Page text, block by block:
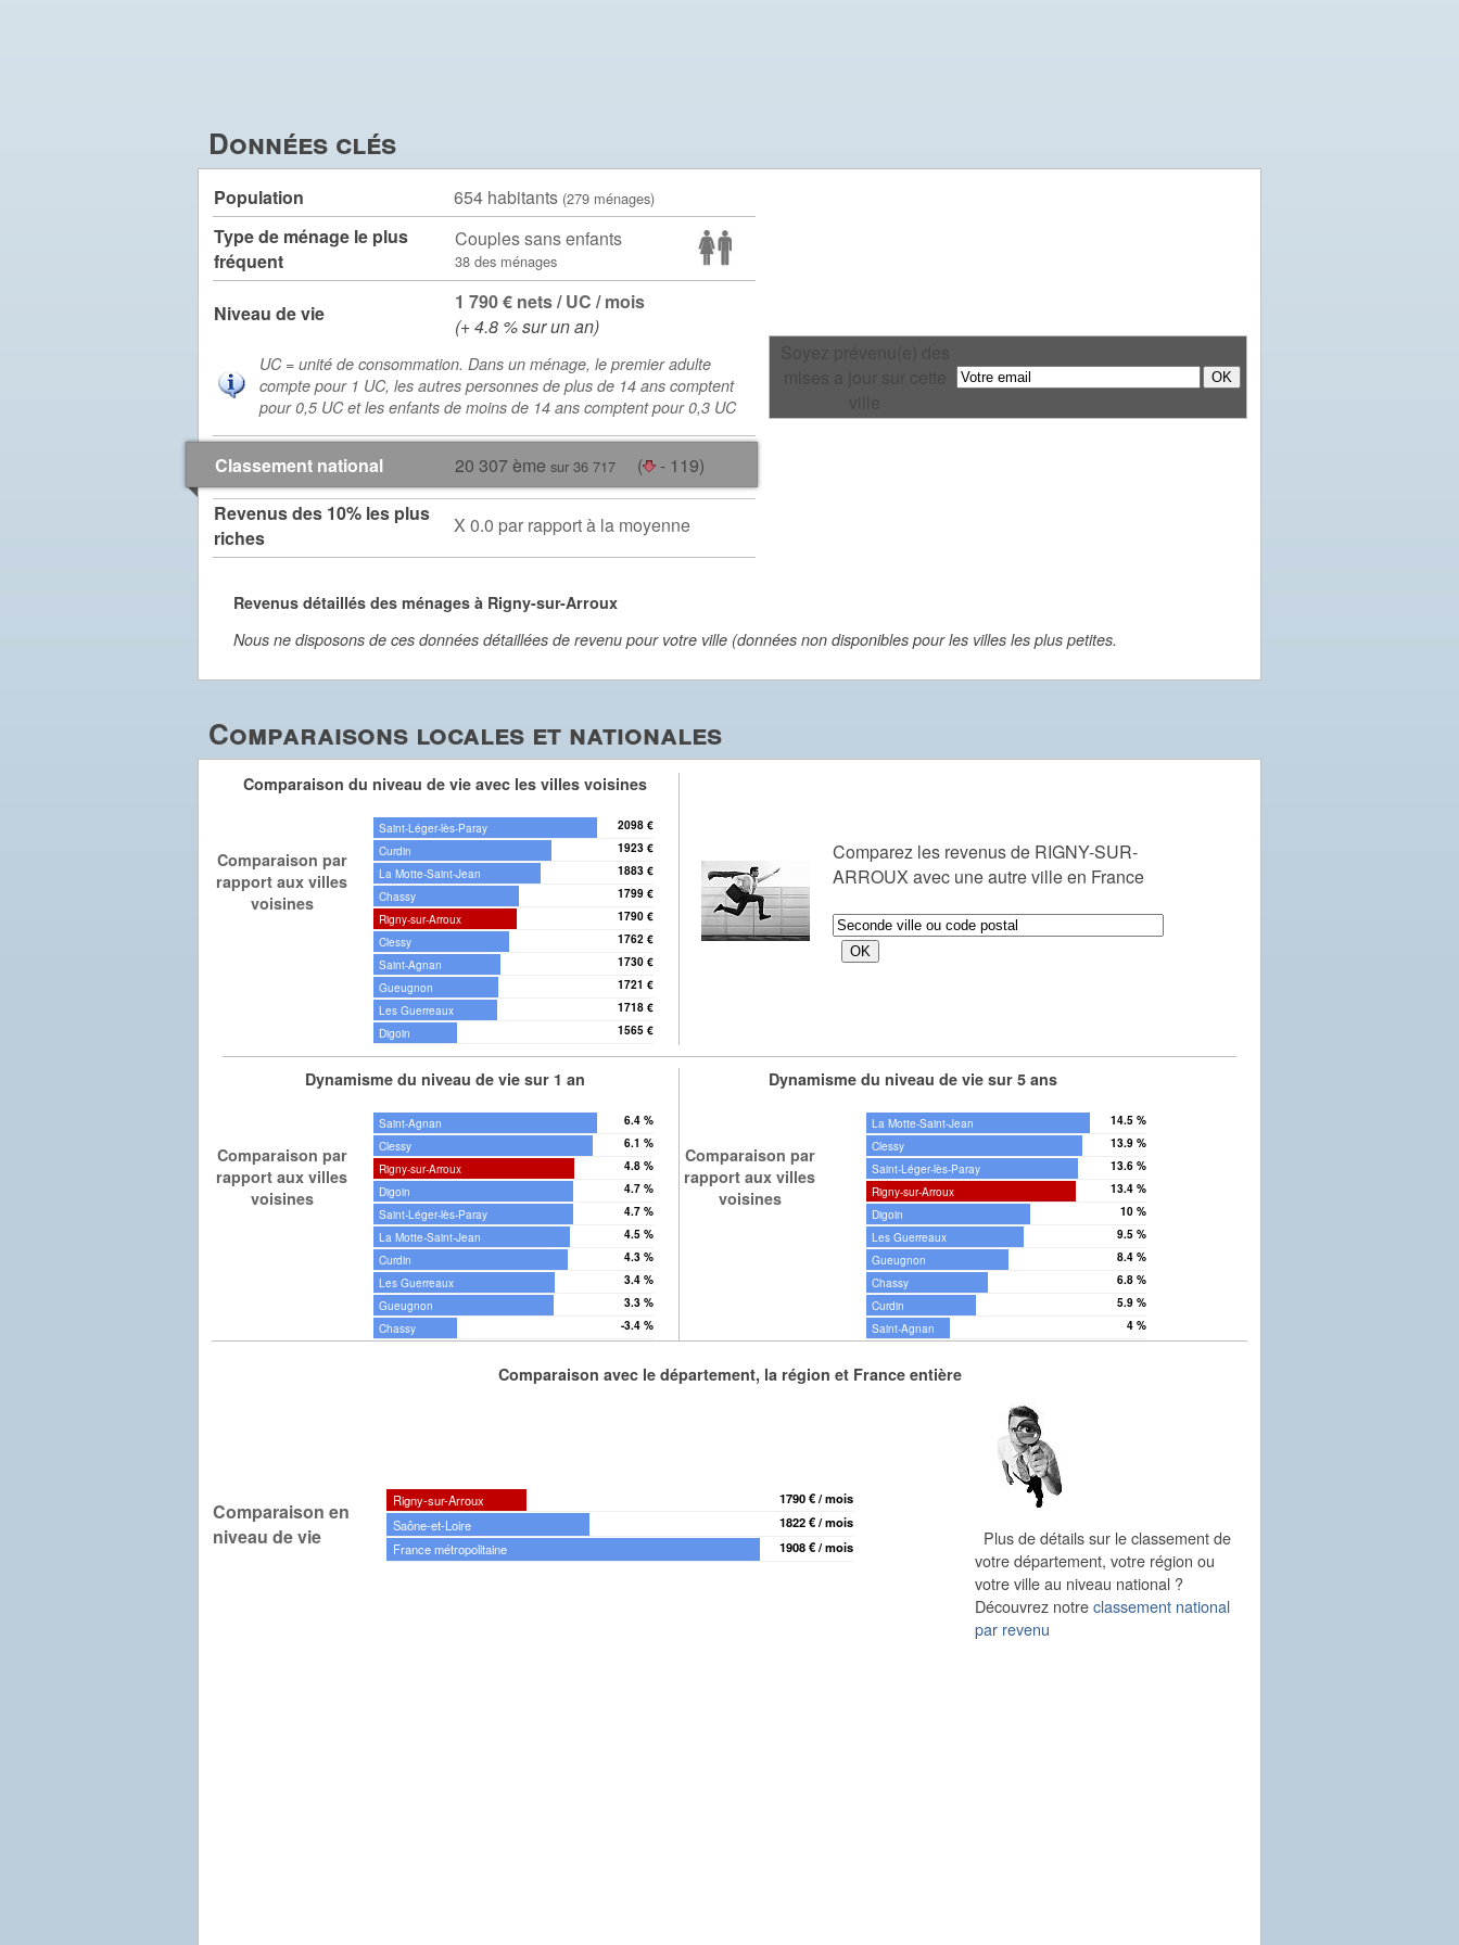
Données clés
Population 654 habitants (279 ménages)
Type de ménage le plus
fréquent
Couples sans enfants
38 des ménages
Niveau de vie
1 790 € nets / UC / mois
(+ 4.8 % sur un an)
UC = unité de consommation. Dans un ménage, le premier adulte
compte pour 1 UC, les autres personnes de plus de 14 ans comptent
pour 0,5 UC et les enfants de moins de 14 ans comptent pour 0,3 UC
Classement national 20 307 ème sur 36 717 (
- 119)
Revenus des 10% les plus
riches
X 0.0 par rapport à la moyenne
Revenus détaillés des ménages à Rigny-sur-Arroux
Nous ne disposons de ces données détaillées de revenu pour votre ville (données non disponibles pour les villes les plus petites.
Comparaisons locales et nationales
Comparaison du niveau de vie avec les villes voisines
Comparaison par
rapport aux villes
voisines
Saint-Léger-lès-Paray 2098 €
Curdin 1923 €
La Motte-Saint-Jean 1883 €
Chassy 1799 €
Rigny-sur-Arroux 1790 €
Clessy 1762 €
Saint-Agnan 1730 €
Gueugnon 1721 €
Les Guerreaux 1718 €
Digoin 1565 €
Comparez les revenus de RIGNY-SUR-
ARROUX avec une autre ville en France
Dynamisme du niveau de vie sur 1 an
Comparaison par
rapport aux villes
voisines
Saint-Agnan 6.4 %
Clessy 6.1 %
Rigny-sur-Arroux 4.8 %
Digoin 4.7 %
Saint-Léger-lès-Paray 4.7 %
La Motte-Saint-Jean 4.5 %
Curdin 4.3 %
Les Guerreaux 3.4 %
Gueugnon 3.3 %
Chassy -3.4 %
Dynamisme du niveau de vie sur 5 ans
Comparaison par
rapport aux villes
voisines
La Motte-Saint-Jean 14.5 %
Clessy 13.9 %
Saint-Léger-lès-Paray 13.6 %
Rigny-sur-Arroux 13.4 %
Digoin 10 %
Les Guerreaux 9.5 %
Gueugnon 8.4 %
Chassy 6.8 %
Curdin 5.9 %
Saint-Agnan 4 %
Comparaison avec le département, la région et France entière
Comparaison en
niveau de vie
Rigny-sur-Arroux
1790 € / mois
Saône-et-Loire
1822 € / mois
France métropolitaine
1908 € / mois
Plus de détails sur le classement de
votre département, votre région ou
votre ville au niveau national ?
Découvrez notreclassement national
par revenu